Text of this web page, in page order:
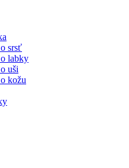
srsť
labky
uši
kožu